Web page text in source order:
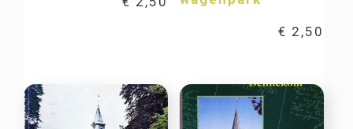
€ 2,50